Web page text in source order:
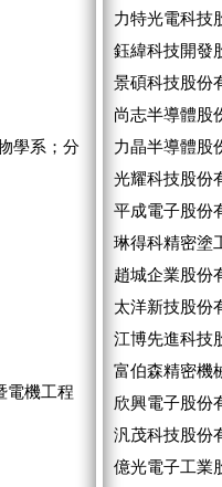
學系；分
電機工程
力特光電科技
鈺緯科技開發
景碩科技股份
尚志半導體股
力晶半導體股
光耀科技股份
平成電子股份
琳得科精密塗
趙城企業股份
太洋新技股份
江博先進科技
富伯森精密機
欣興電子股份
汎茂科技股份
億光電子工業